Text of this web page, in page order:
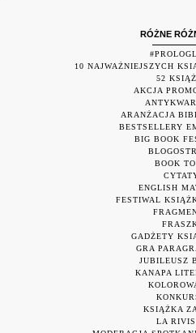
RÓŻNE
10 NAJWAŻNIEJSZYCH
52
AKCJA
ARANŻACJA
BESTSELLERY
BIG BOOK
BOOK
ENGLISH
FESTIWAL
GADŻETY
GRA
JUBILEUSZ
KANAPA
KSIĄŻKA
LA